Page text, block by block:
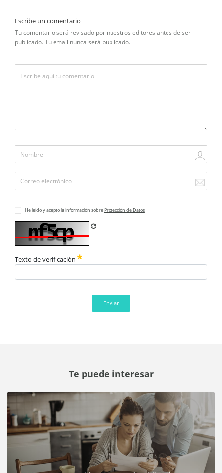
Escribe un comentario
Tu comentario será revisado por nuestros editores antes de ser
publicado. Tu email nunca será publicado.
He leído y acepto la información sobre Protección de Datos
Texto de verificación
Enviar
Te puede interesar